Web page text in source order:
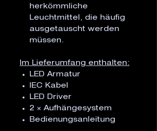
herkömmliche
Leuchtmittel, die häufig
ausgetauscht werden
müssen.
Im Lieferumfang enthalten:
LED Armatur
IEC Kabel
LED Driver
2 × Aufhängesystem
Bedienungsanleitung